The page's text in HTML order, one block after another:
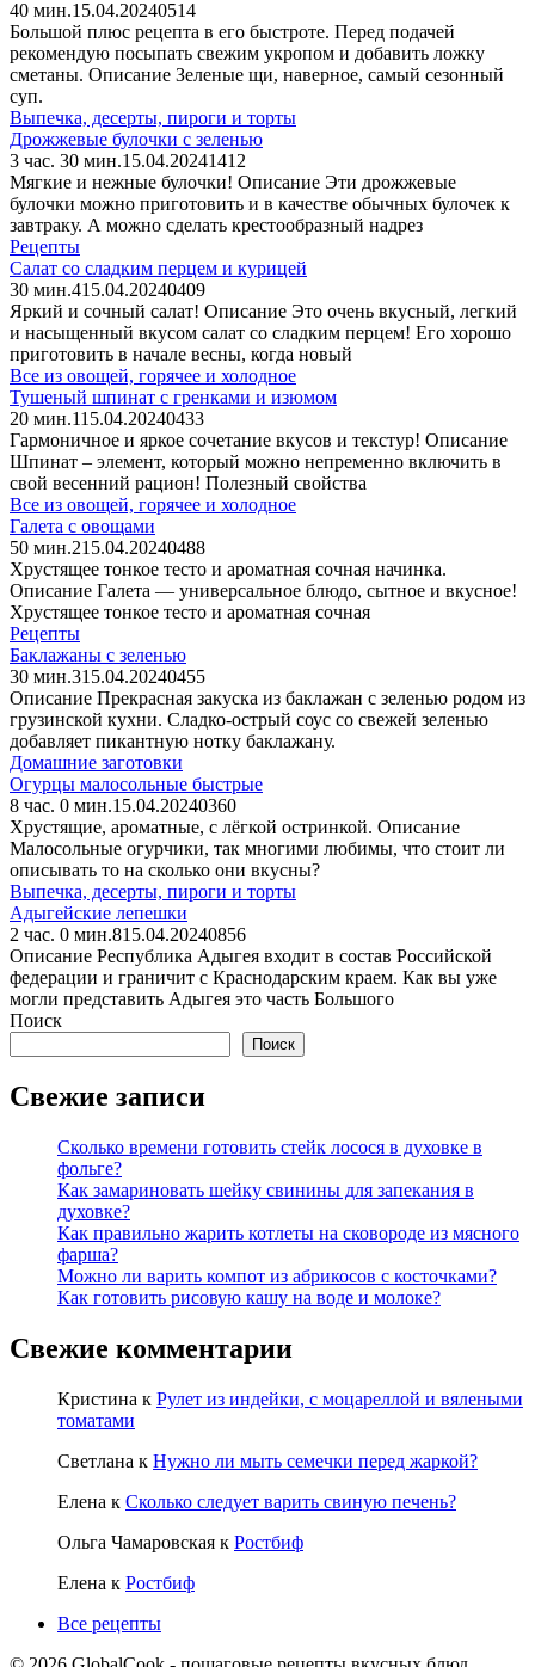
40 мин.15.04.20240514
Большой плюс рецепта в его быстроте. Перед подачей
рекомендую посыпать свежим укропом и добавить ложку
сметаны. Описание Зеленые щи, наверное, самый сезонный
суп.
Выпечка, десерты, пироги и торты
Дрожжевые булочки с зеленью
3 час. 30 мин.15.04.20241412
Мягкие и нежные булочки! Описание Эти дрожжевые
булочки можно приготовить и в качестве обычных булочек к
завтраку. А можно сделать крестообразный надрез
Рецепты
Салат со сладким перцем и курицей
30 мин.415.04.20240409
Яркий и сочный салат! Описание Это очень вкусный, легкий
и насыщенный вкусом салат со сладким перцем! Его хорошо
приготовить в начале весны, когда новый
Все из овощей, горячее и холодное
Тушеный шпинат с гренками и изюмом
20 мин.115.04.20240433
Гармоничное и яркое сочетание вкусов и текстур! Описание
Шпинат – элемент, который можно непременно включить в
свой весенний рацион! Полезный свойства
Все из овощей, горячее и холодное
Галета с овощами
50 мин.215.04.20240488
Хрустящее тонкое тесто и ароматная сочная начинка.
Описание Галета — универсальное блюдо, сытное и вкусное!
Хрустящее тонкое тесто и ароматная сочная
Рецепты
Баклажаны с зеленью
30 мин.315.04.20240455
Описание Прекрасная закуска из баклажан с зеленью родом из
грузинской кухни. Сладко-острый соус со свежей зеленью
добавляет пикантную нотку баклажану.
Домашние заготовки
Огурцы малосольные быстрые
8 час. 0 мин.15.04.20240360
Хрустящие, ароматные, с лёгкой остринкой. Описание
Малосольные огурчики, так многими любимы, что стоит ли
описывать то на сколько они вкусны?
Выпечка, десерты, пироги и торты
Адыгейские лепешки
2 час. 0 мин.815.04.20240856
Описание Республика Адыгея входит в состав Российской
федерации и граничит с Краснодарским краем. Как вы уже
могли представить Адыгея это часть Большого
Поиск
Поиск
Свежие записи
Сколько времени готовить стейк лосося в духовке в
фольге?
Как замариновать шейку свинины для запекания в
духовке?
Как правильно жарить котлеты на сковороде из мясного
фарша?
Можно ли варить компот из абрикосов с косточками?
Как готовить рисовую кашу на воде и молоке?
Свежие комментарии
Кристина к Рулет из индейки, с моцареллой и вялеными
томатами
Светлана к Нужно ли мыть семечки перед жаркой?
Елена к Сколько следует варить свиную печень?
Ольга Чамаровская к Ростбиф
Елена к Ростбиф
Все рецепты